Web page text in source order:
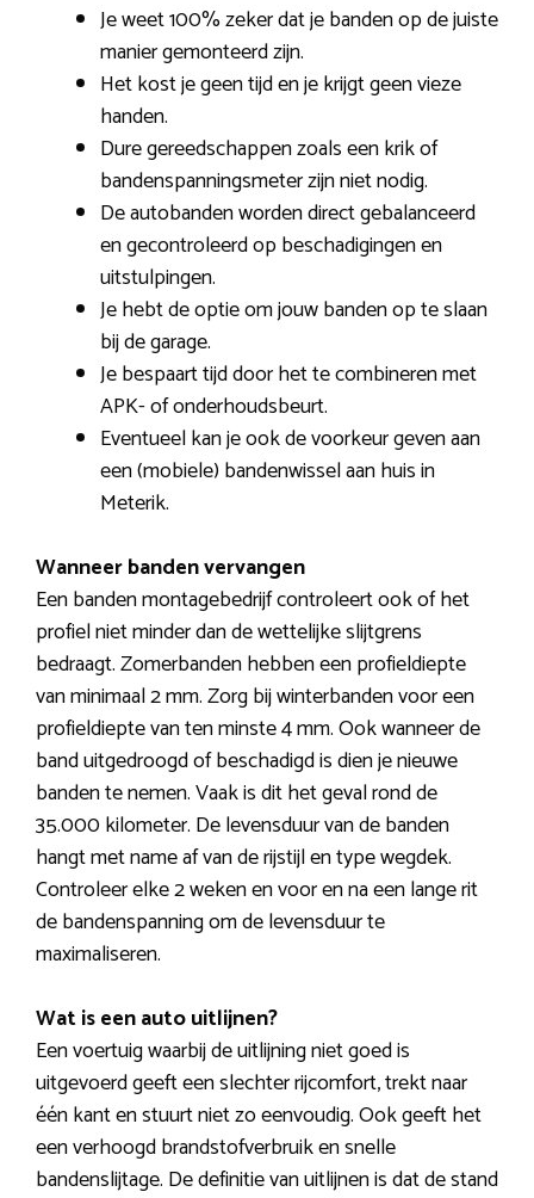
Je weet 100% zeker dat je banden op de juiste
manier gemonteerd zijn.
Het kost je geen tijd en je krijgt geen vieze
handen.
Dure gereedschappen zoals een krik of
bandenspanningsmeter zijn niet nodig.
De autobanden worden direct gebalanceerd
en gecontroleerd op beschadigingen en
uitstulpingen.
Je hebt de optie om jouw banden op te slaan
bij de garage.
Je bespaart tijd door het te combineren met
APK- of onderhoudsbeurt.
Eventueel kan je ook de voorkeur geven aan
een (mobiele) bandenwissel aan huis in
Meterik.
Wanneer banden vervangen
Een banden montagebedrijf controleert ook of het
profiel niet minder dan de wettelijke slijtgrens
bedraagt. Zomerbanden hebben een profieldiepte
van minimaal 2 mm. Zorg bij winterbanden voor een
profieldiepte van ten minste 4 mm. Ook wanneer de
band uitgedroogd of beschadigd is dien je nieuwe
banden te nemen. Vaak is dit het geval rond de
35.000 kilometer. De levensduur van de banden
hangt met name af van de rijstijl en type wegdek.
Controleer elke 2 weken en voor en na een lange rit
de bandenspanning om de levensduur te
maximaliseren.
Wat is een auto uitlijnen?
Een voertuig waarbij de uitlijning niet goed is
uitgevoerd geeft een slechter rijcomfort, trekt naar
één kant en stuurt niet zo eenvoudig. Ook geeft het
een verhoogd brandstofverbruik en snelle
bandenslijtage. De definitie van uitlijnen is dat de stand